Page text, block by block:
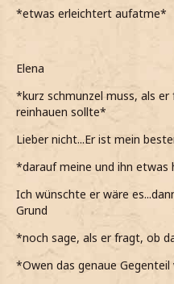
*etwas erleichtert aufatme*
Elena
*kurz schmunzel muss, als
reinhauen sollte*
Lieber nicht...Er ist mein
*darauf meine und ihn etwas
Ich wünschte er wäre
Grund
*noch sage, als er fragt, ob
*Owen das genaue